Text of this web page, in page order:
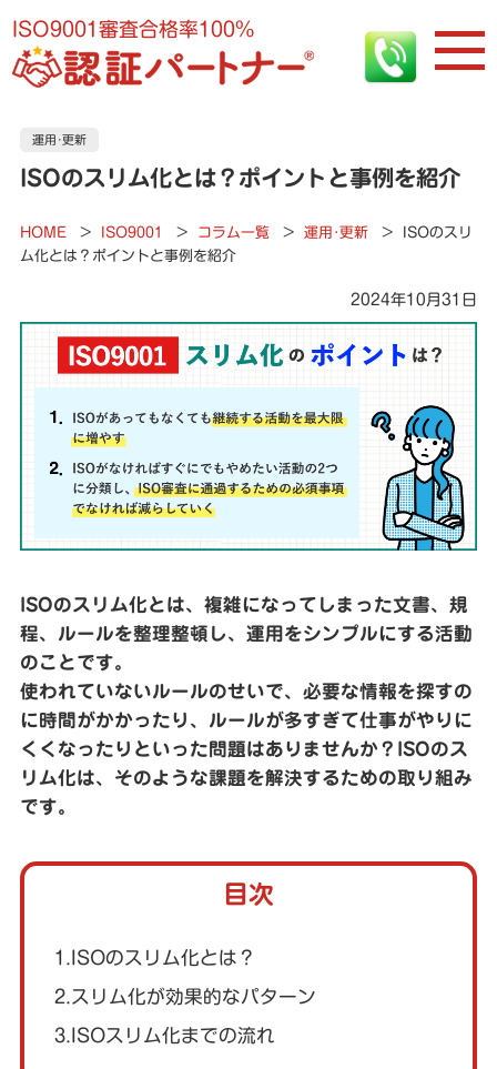
ISO9001審査合格率100%
運用･更新
ISOのスリム化とは？ポイントと事例を紹介
HOME > ISO9001 > コラム一覧 > 運用･更新 >
ISOのスリ
ム化とは？ポイントと事例を紹介
2024年10月31日
ISOのスリム化とは、複雑になってしまった文書、規
程、ルールを整理整頓し、運用をシンプルにする活動
のことです。
使われていないルールのせいで、必要な情報を探すの
に時間がかかったり、ルールが多すぎて仕事がやりに
くくなったりといった問題はありませんか？ISOのス
リム化は、そのような課題を解決するための取り組み
です。
目次
1.ISOのスリム化とは？
2.スリム化が効果的なパターン
3.ISOスリム化までの流れ